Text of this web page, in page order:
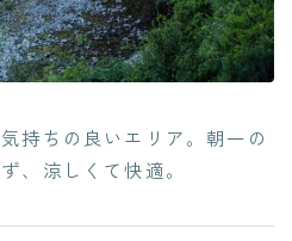
持ちの良いエリア。朝一の
、涼しくて快適。